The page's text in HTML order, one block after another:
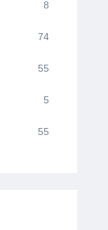
8
74
55
5
55